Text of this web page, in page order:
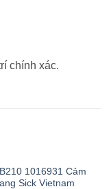
chính xác.
1016931 Cảm
Sick Vietnam